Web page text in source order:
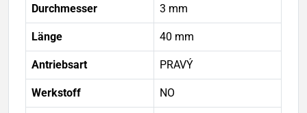
Durchmesser 3 mm
Länge 40 mm
Antriebsart PRAVÝ
Werkstoff NO